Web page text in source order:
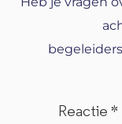
Reactie*